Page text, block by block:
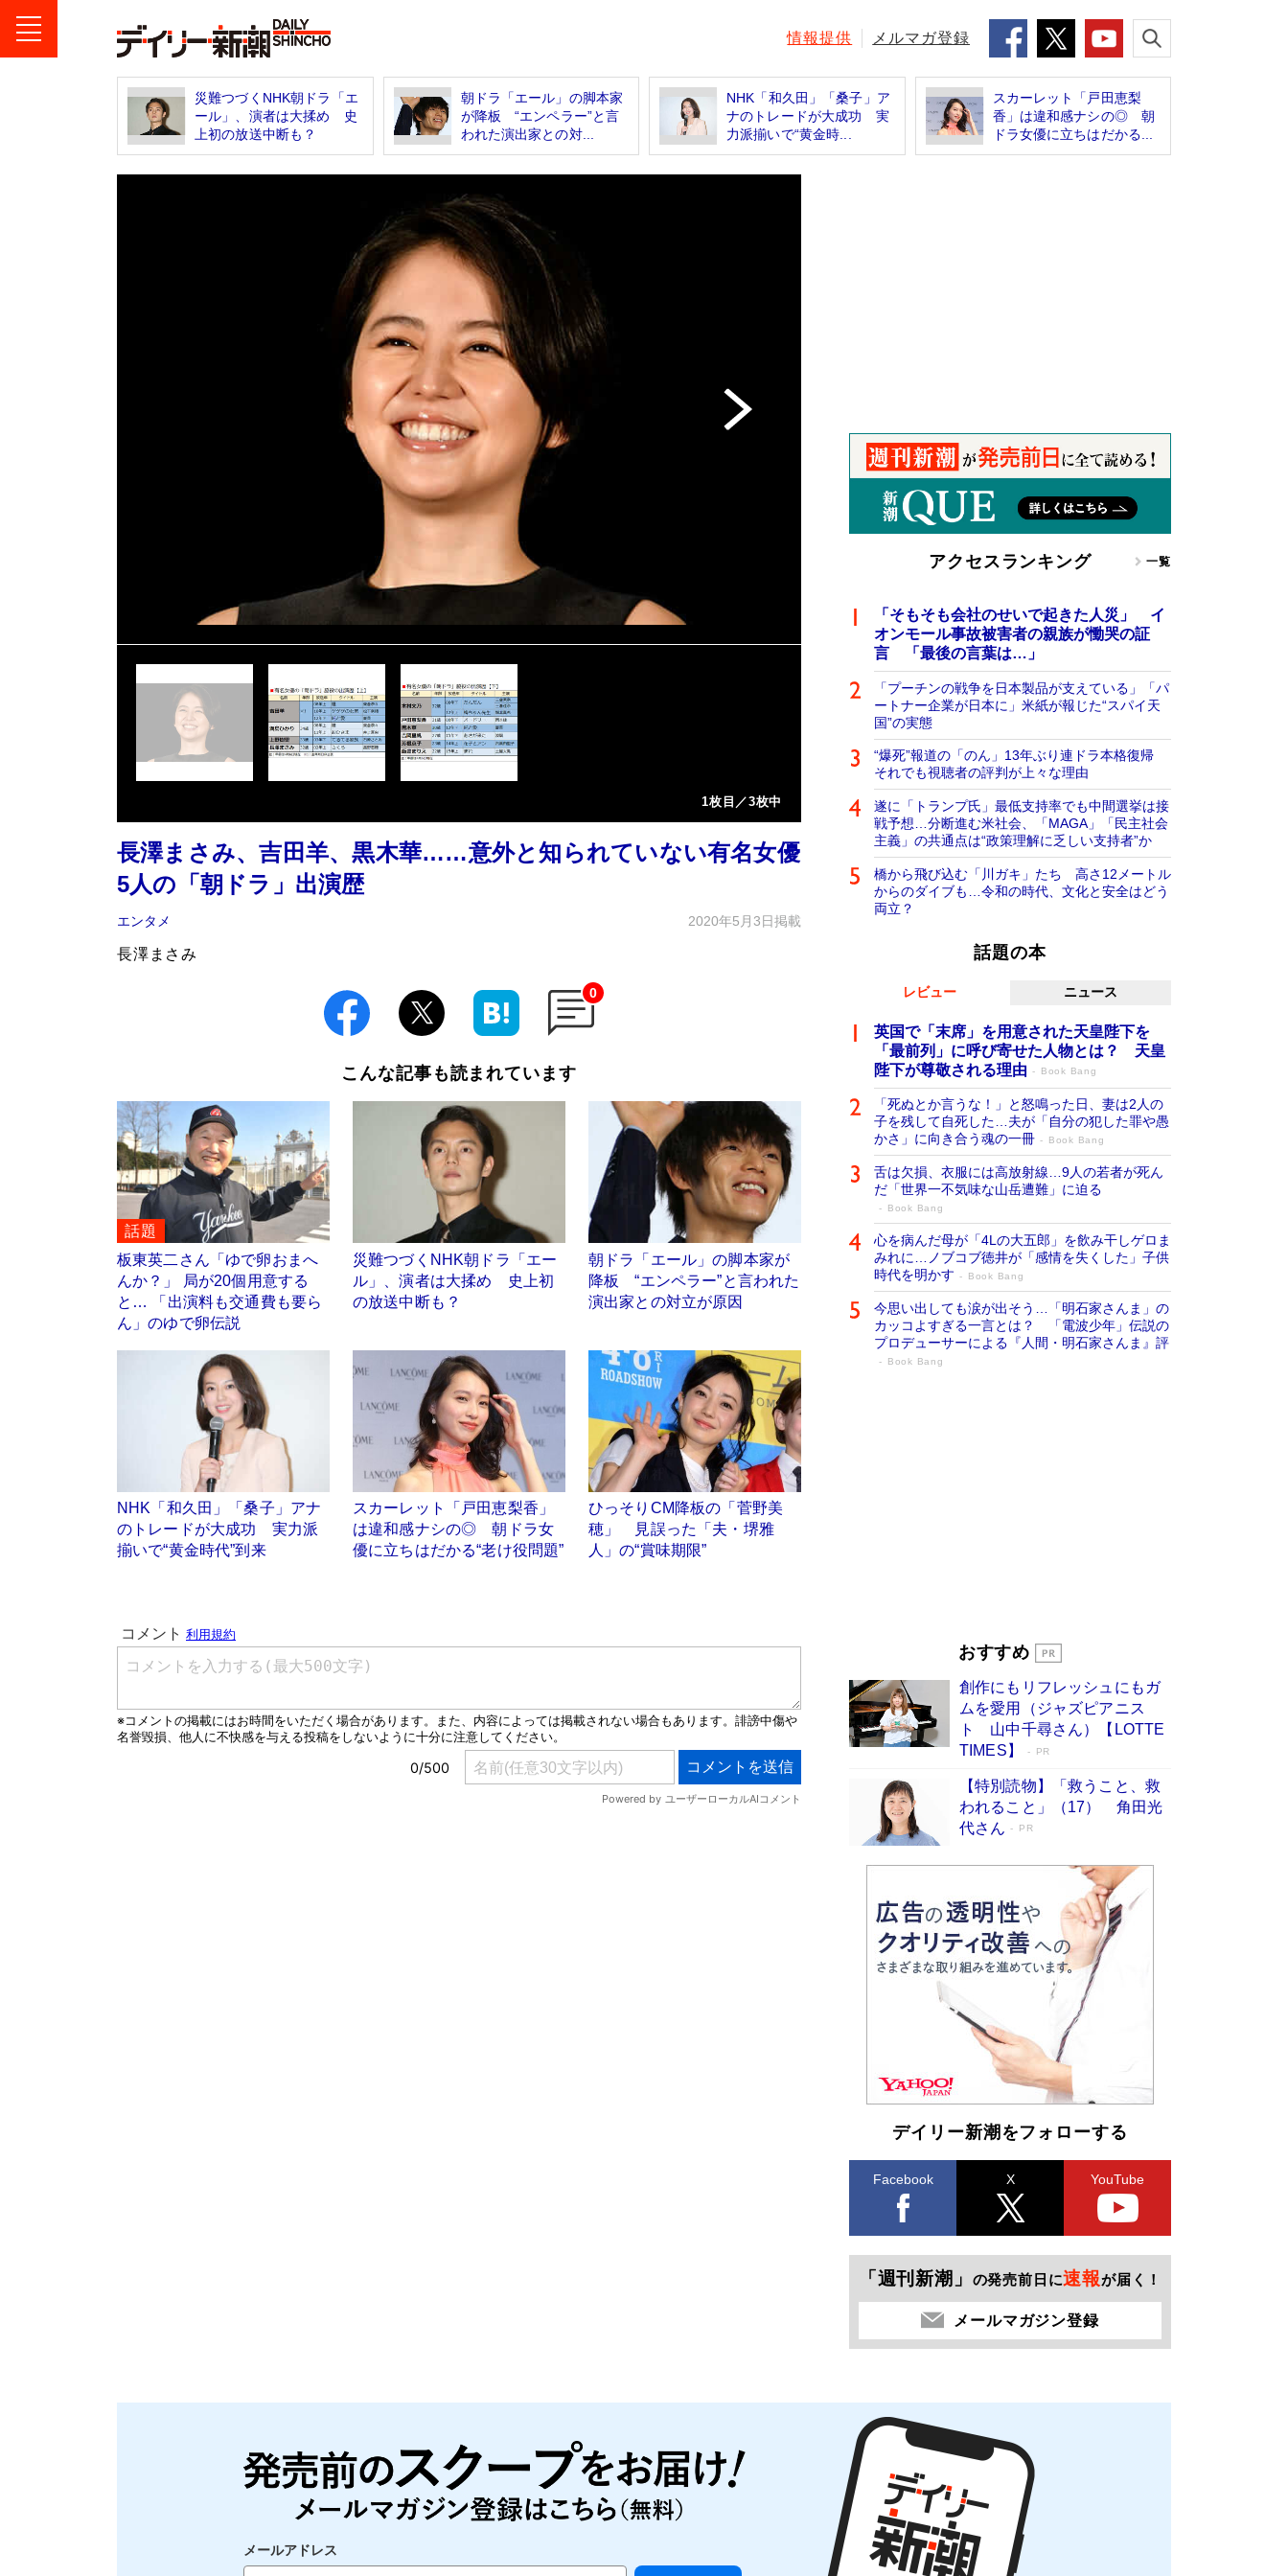
情報提供 メルマガ登録
災難つづくNHK朝ドラ「エ
ール」、演者は大揉め 史
上初の放送中断も？
朝ドラ「エール」の脚本家
が降板 “エンペラー”と言
われた演出家との対...
NHK「和久田」「桑子」ア
ナのトレードが大成功 実
力派揃いで“黄金時...
スカーレット「戸田恵梨
香」は違和感ナシの◎ 朝
ドラ女優に立ちはだかる...
1枚目／3枚中
長澤まさみ、吉田羊、黒木華……意外と知られていない有名女優
5人の「朝ドラ」出演歴
エンタメ 2020年5月3日掲載
長澤まさみ
0
こんな記事も読まれています
話題
板東英二さん「ゆで卵おまへ
んか？」 局が20個用意する
と… 「出演料も交通費も要ら
ん」のゆで卵伝説
災難つづくNHK朝ドラ「エー
ル」、演者は大揉め 史上初
の放送中断も？
朝ドラ「エール」の脚本家が
降板 “エンペラー”と言われた
演出家との対立が原因
NHK「和久田」「桑子」アナ
のトレードが大成功 実力派
揃いで“黄金時代”到来
スカーレット「戸田恵梨香」
は違和感ナシの◎ 朝ドラ女
優に立ちはだかる“老け役問題”
ひっそりCM降板の「菅野美
穂」 見誤った「夫・堺雅
人」の“賞味期限”
アクセスランキング 一覧
「そもそも会社のせいで起きた人災」 イ
オンモール事故被害者の親族が慟哭の証
言 「最後の言葉は…」
「プーチンの戦争を日本製品が支えている」「パ
ートナー企業が日本に」米紙が報じた“スパイ天
国”の実態
“爆死”報道の「のん」13年ぶり連ドラ本格復帰
それでも視聴者の評判が上々な理由
遂に「トランプ氏」最低支持率でも中間選挙は接
戦予想…分断進む米社会、「MAGA」「民主社会
主義」の共通点は“政策理解に乏しい支持者”か
橋から飛び込む「川ガキ」たち 高さ12メートル
からのダイブも…令和の時代、文化と安全はどう
両立？
話題の本
レビュー ニュース
英国で「末席」を用意された天皇陛下を
「最前列」に呼び寄せた人物とは？ 天皇
陛下が尊敬される理由
Book Bang
「死ぬとか言うな！」と怒鳴った日、妻は2人の
子を残して自死した…夫が「自分の犯した罪や愚
かさ」に向き合う魂の一冊
Book Bang
舌は欠損、衣服には高放射線…9人の若者が死ん
だ「世界一不気味な山岳遭難」に迫る
Book Bang
心を病んだ母が「4Lの大五郎」を飲み干しゲロま
みれに…ノブコブ徳井が「感情を失くした」子供
時代を明かす
Book Bang
今思い出しても涙が出そう…「明石家さんま」の
カッコよすぎる一言とは？ 「電波少年」伝説の
プロデューサーによる『人間・明石家さんま』評
Book Bang
開発への関心を押し上げた18年の物語に幕 特装
Book Bang
「不意に涙が出そうに…」高嶋政伸が明かし
た“13歳の娘を暴行する役”への葛藤 インティマ
シーコーディネーターに支えられたNHK『大奥』
おすすめ
創作にもリフレッシュにもガ
ムを愛用（ジャズピアニス
ト 山中千尋さん）【LOTTE
TIMES】
PR
【特別読物】「救うこと、救
われること」（17） 角田光
代さん
PR
デイリー新潮をフォローする
Facebook X YouTube
「週刊新潮」 の発売前日に速報が届く！
メールマガジン登録
メールアドレス